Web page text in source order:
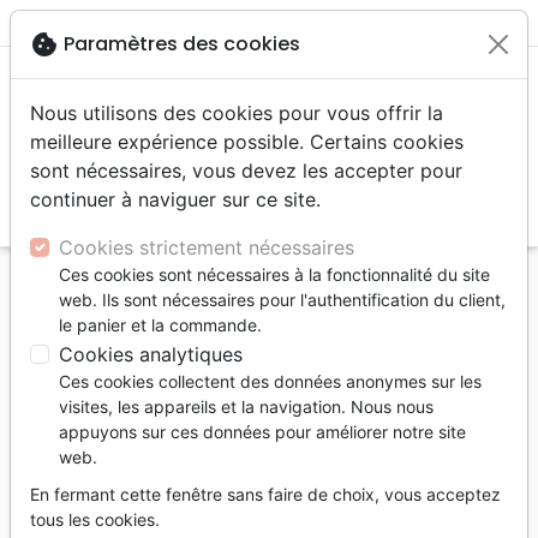
menu
Accueil Livres Edification
EdificationPage 2 / 91
Filtrer tune
Croissance
spirituelle
Divers
Prière
cookie Paramètres des cookies
Nous utilisons des cookies pour vous offrir la
meilleure expérience possible. Certains cookies
sont nécessaires, vous devez les accepter pour
continuer à naviguer sur ce site.
Cookies strictement nécessaires
Ces cookies sont nécessaires à la fonctionnalité du site
web. Ils sont nécessaires pour l'authentification du client,
le panier et la commande.
Cookies analytiques
Ces cookies collectent des données anonymes sur les
visites, les appareils et la navigation. Nous nous
appuyons sur ces données pour améliorer notre site
web.
En fermant cette fenêtre sans faire de choix, vous acceptez
tous les cookies.